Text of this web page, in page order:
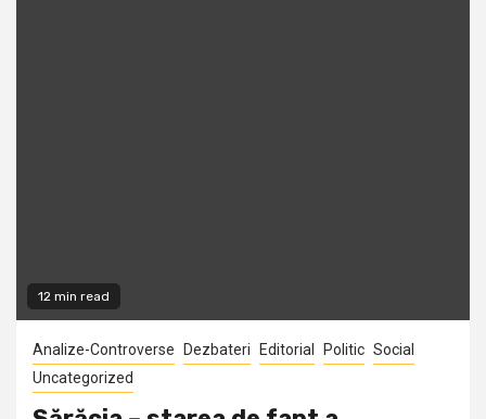
12 min read
Analize-Controverse Dezbateri Editorial Politic Social
Uncategorized